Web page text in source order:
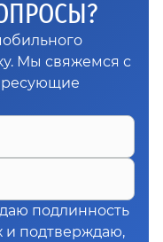
Мы свяжемся с
подлинность
и подтверждаю,